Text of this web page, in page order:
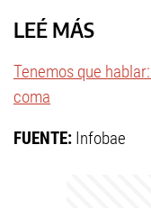
LEÉ MÁS
Tenemos que
coma
FUENTE: Infobae